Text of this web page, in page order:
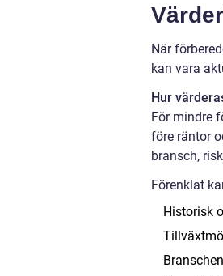
När
kan vara
Hur
För mindre
före räntor
bransch,
Förenklat
Historisk